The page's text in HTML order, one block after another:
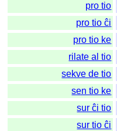
pro tio
pro tio ĉi
pro tio ke
rilate al tio
sekve de tio
sen tio ke
sur ĉi tio
sur tio ĉi